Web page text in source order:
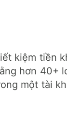
kiệm tiền
hơn 40+
một tài